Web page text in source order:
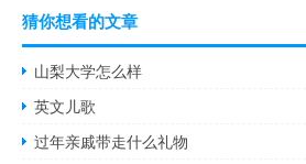
猜你想看的文章
山梨大学怎么样
英文儿歌
过年亲戚带走什么礼物